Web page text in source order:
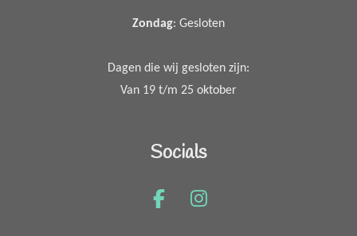
Zondag: Gesloten
Dagen die wij gesloten zijn:
Van 19 t/m 25 oktober
Socials
F
I